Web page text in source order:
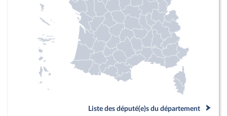
Liste des député(e)s du département